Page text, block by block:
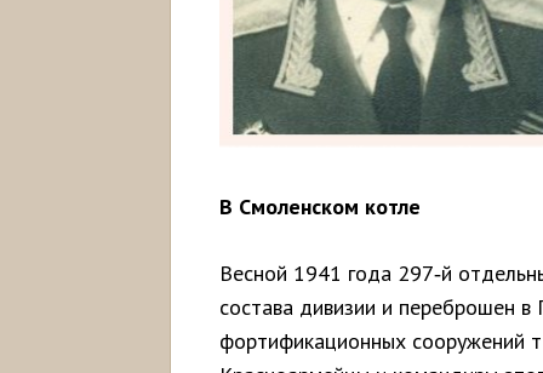
В Смоленском котле
Весной 1941 года 297‑й
состава дивизии и переброшен в
фортификационных сооружений